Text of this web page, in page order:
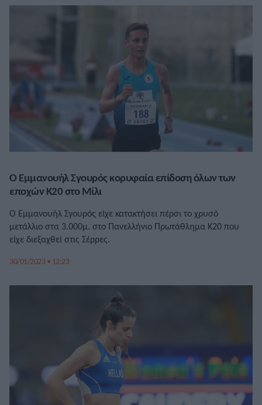
Ο Εμμανουήλ Σγουρός κορυφαία επίδοση όλων των
εποχών Κ20 στο Μίλι
Ο Εμμανουήλ Σγουρός είχε κατακτήσει πέρσι το χρυσό
μετάλλιο στα 3.000μ. στο Πανελλήνιο Πρωτάθλημα Κ20 που
είχε διεξαχθεί στις Σέρρες.
30/01/2023 • 12:23